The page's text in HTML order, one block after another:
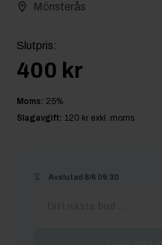
Mönsterås
Slutpris:
400 kr
Moms: 25%
Slagavgift: 120 kr exkl. moms
Avslutad 8/6 09:30